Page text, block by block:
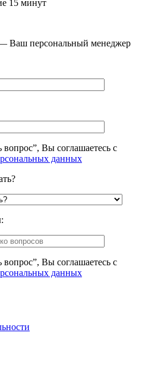
15 минут
Ваш персональный менеджер
Вы соглашаетесь с
данных
Вы соглашаетесь с
данных